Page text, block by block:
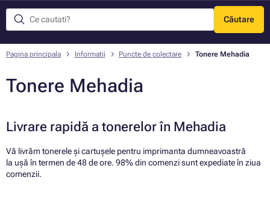
Căutare
Meniu
Pagina principala Informatii Puncte de colectare Tonere Mehadia
Tonere Mehadia
Livrare rapidă a tonerelor în Mehadia
Vă livrăm tonerele și cartușele pentru imprimanta dumneavoastră
la ușă în termen de 48 de ore. 98% din comenzi sunt expediate în ziua
comenzii.